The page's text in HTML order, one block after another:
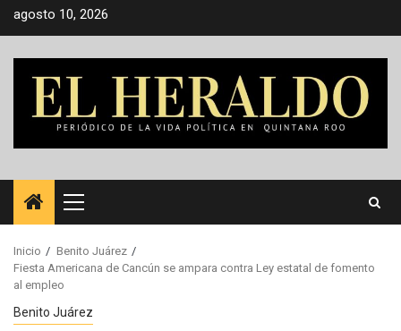
Saltar
agosto 10, 2026
Menú
principal
Inicio
Benito Juárez
Fiesta Americana de Cancún se ampara contra Ley estatal de fomento
al empleo
Benito Juárez